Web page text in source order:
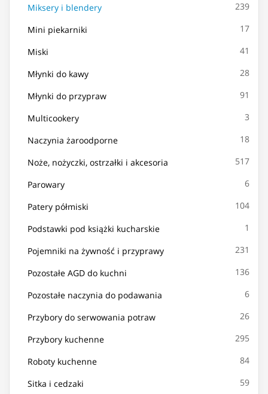
Miksery i blendery 239
Mini piekarniki 17
Miski 41
Młynki do kawy 28
Młynki do przypraw 91
Multicookery 3
Naczynia żaroodporne 18
Noże, nożyczki, ostrzałki i akcesoria 517
Parowary 6
Patery półmiski 104
Podstawki pod książki kucharskie 1
Pojemniki na żywność i przyprawy 231
Pozostałe AGD do kuchni 136
Pozostałe naczynia do podawania 6
Przybory do serwowania potraw 26
Przybory kuchenne 295
Roboty kuchenne 84
Sitka i cedzaki 59